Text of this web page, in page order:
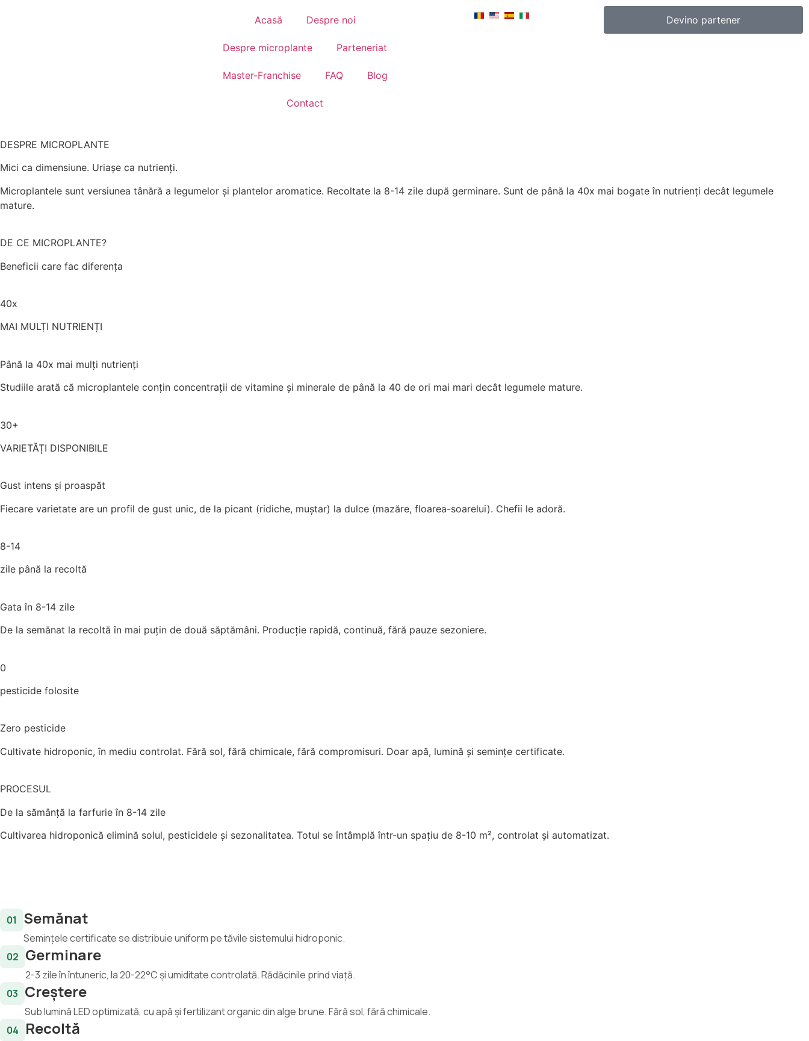
Acasă Despre noi
Despre microplante Parteneriat
Master-Franchise FAQ Blog
Contact
Devino partener
DESPRE MICROPLANTE
Mici ca dimensiune. Uriașe ca nutrienți.
Microplantele sunt versiunea tânără a legumelor și plantelor aromatice. Recoltate la 8-14 zile după germinare. Sunt de până la 40x mai bogate în nutrienți decât legumele
mature.
DE CE MICROPLANTE?
Beneficii care fac diferența
40x
MAI MULȚI NUTRIENȚI
Până la 40x mai mulți nutrienți
Studiile arată că microplantele conțin concentrații de vitamine și minerale de până la 40 de ori mai mari decât legumele mature.
30+
VARIETĂȚI DISPONIBILE
Gust intens și proaspăt
Fiecare varietate are un profil de gust unic, de la picant (ridiche, muștar) la dulce (mazăre, floarea-soarelui). Chefii le adoră.
8-14
zile până la recoltă
Gata în 8-14 zile
De la semănat la recoltă în mai puțin de două săptămâni. Producție rapidă, continuă, fără pauze sezoniere.
0
pesticide folosite
Zero pesticide
Cultivate hidroponic, în mediu controlat. Fără sol, fără chimicale, fără compromisuri. Doar apă, lumină și semințe certificate.
PROCESUL
De la sămânță la farfurie în 8-14 zile
Cultivarea hidroponică elimină solul, pesticidele și sezonalitatea. Totul se întâmplă într-un spațiu de 8-10 m², controlat și automatizat.
01 Semănat
Semințele certificate se distribuie uniform pe tăvile sistemului hidroponic.
02 Germinare
2-3 zile în întuneric, la 20-22°C și umiditate controlată. Rădăcinile prind viață.
03 Creștere
Sub lumină LED optimizată, cu apă și fertilizant organic din alge brune. Fără sol, fără chimicale.
04
Recoltă